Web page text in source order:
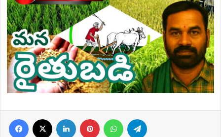
Facebook LinkedIn Pinterest WhatsApp